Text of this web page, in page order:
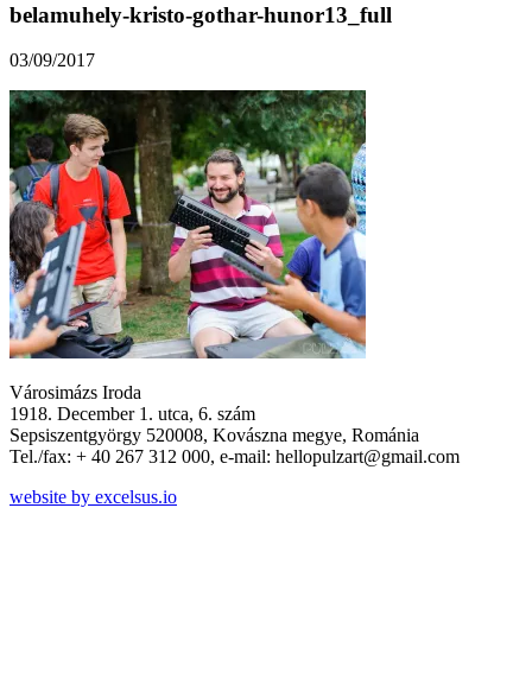
belamuhely-kristo-gothar-hunor13_full
03/09/2017
Városimázs Iroda
1918. December 1. utca, 6. szám
Sepsiszentgyörgy 520008, Kovászna megye, Románia
Tel./fax: + 40 267 312 000, e-mail: hellopulzart@gmail.com
website by excelsus.io